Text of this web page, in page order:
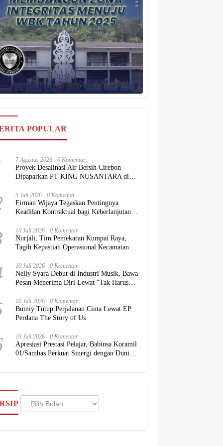
POPULAR
7 Agustus 2026 0 Komentar
Proyek Desalinasi Air Bersih Cirebon
Dipaparkan PT KING NUSANTARA di
9 Juli 2026 0 Komentar
Firman Wijaya Tegaskan Pentingnya
Keadilan Kontraktual bagi Keberlanjutan
10 Juli 2026 0 Komentar
Nurjali, Tim Pemekaran Kumpai Raya,
Tagih Kepastian Operasional Kecamatan
10 Juli 2026 0 Komentar
Nelly Syara Debut di Industri Musik, Bawa
Pesan Menerima Diri Lewat “Tak Harus
10 Juli 2026 0 Komentar
Bumiy Tutup Perjalanan Cinta Lewat EP
Perdana The Story of Us
10 Juli 2026 0 Komentar
Apresiasi Prestasi Pelajar, Babinsa Koramil
01/Sambas Perkuat Sinergi dengan Dunia
Arsip